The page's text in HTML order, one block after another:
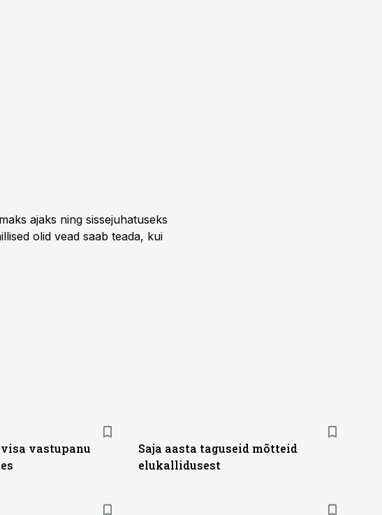
ajaks ning sissejuhatuseks
olid vead saab teada, kui
vastupanu
Saja aasta taguseid mõtteid
elukallidusest